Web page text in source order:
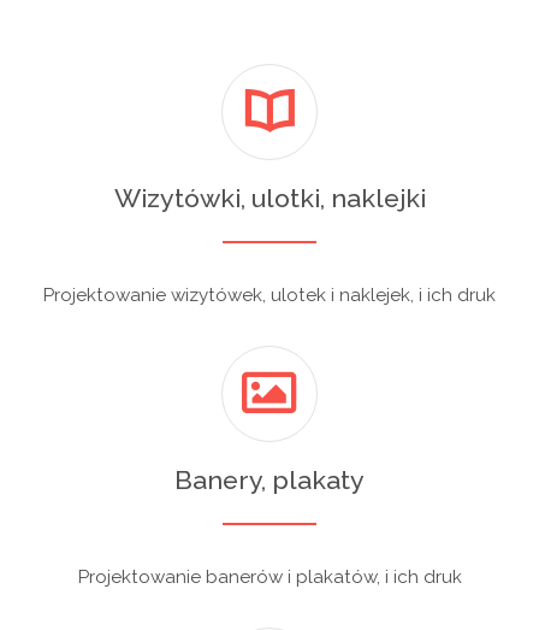
Wizytówki, ulotki, naklejki
Projektowanie wizytówek, ulotek i naklejek, i ich druk
Banery, plakaty
Projektowanie banerów i plakatów, i ich druk